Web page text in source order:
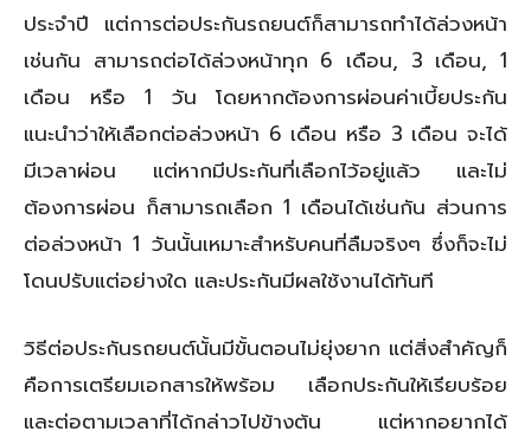
ประจำปี แต่การต่อประกันรถยนต์ก็สามารถทำได้ล่วงหน้า
เช่นกัน สามารถต่อได้ล่วงหน้าทุก 6 เดือน, 3 เดือน, 1
เดือน หรือ 1 วัน โดยหากต้องการผ่อนค่าเบี้ยประกัน
แนะนำว่าให้เลือกต่อล่วงหน้า 6 เดือน หรือ 3 เดือน จะได้
มีเวลาผ่อน แต่หากมีประกันที่เลือกไว้อยู่แล้ว และไม่
ต้องการผ่อน ก็สามารถเลือก 1 เดือนได้เช่นกัน ส่วนการ
ต่อล่วงหน้า 1 วันนั้นเหมาะสำหรับคนที่ลืมจริงๆ ซึ่งก็จะไม่
โดนปรับแต่อย่างใด และประกันมีผลใช้งานได้ทันที
วิธีต่อประกันรถยนต์นั้นมีขั้นตอนไม่ยุ่งยาก แต่สิ่งสำคัญก็
คือการเตรียมเอกสารให้พร้อม เลือกประกันให้เรียบร้อย
และต่อตามเวลาที่ได้กล่าวไปข้างต้น แต่หากอยากได้